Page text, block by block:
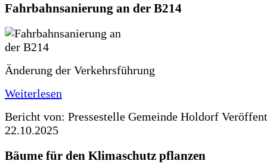
Fahrbahnsanierung an der B214
Änderung der Verkehrsführung
Weiterlesen
Bericht von: Pressestelle Gemeinde Holdorf
22.10.2025
Bäume für den Klimaschutz pflanzen